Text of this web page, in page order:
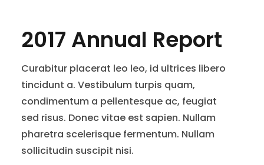
2017 Annual Report
Curabitur placerat leo leo, id ultrices libero
tincidunt a. Vestibulum turpis quam,
condimentum a pellentesque ac, feugiat
sed risus. Donec vitae est sapien. Nullam
pharetra scelerisque fermentum. Nullam
sollicitudin suscipit nisi.